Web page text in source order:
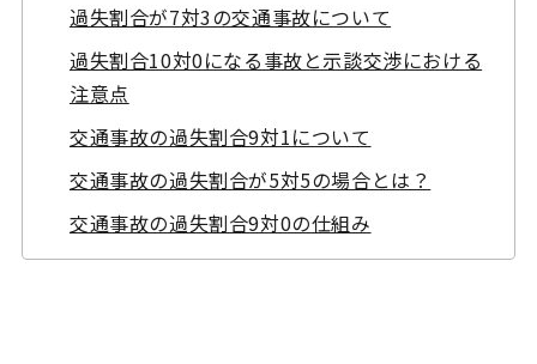
過失割合が7対3の交通事故について
過失割合10対0になる事故と示談交渉における
注意点
交通事故の過失割合9対1について
交通事故の過失割合が5対5の場合とは？
交通事故の過失割合9対0の仕組み